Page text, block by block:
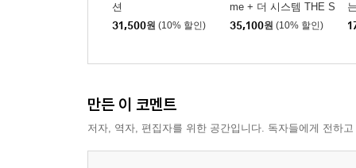
션
31,500원 (10% 할인)
me + 더 시스템 THE S
YSTEM 세트
35,100원 (10% 할인)
만든 이 코멘트
저자, 역자, 편집자를 위한 공간입니다. 독자들에게 전하